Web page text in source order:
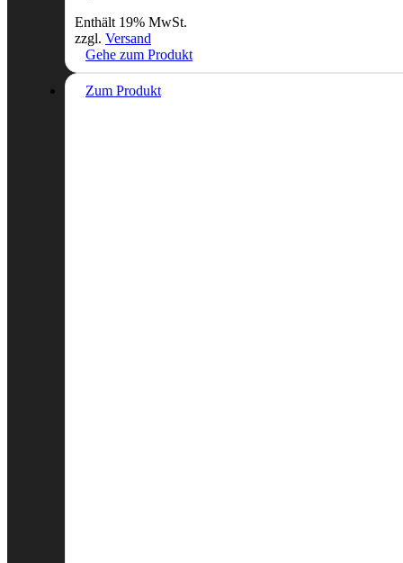
Enthält 19% MwSt.
zzgl. Versand
Gehe zum Produkt
Zum Produkt